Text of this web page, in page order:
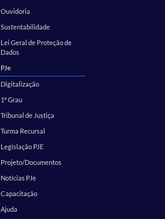
Ouvidoria
Sustentabilidade
Lei Geral de Proteção de
Dados
PJe
Digitalização
1º Grau
Tribunal de Justiça
Turma Recursal
Legislação PJE
Projeto/Documentos
Notícias PJe
Capacitação
Ajuda